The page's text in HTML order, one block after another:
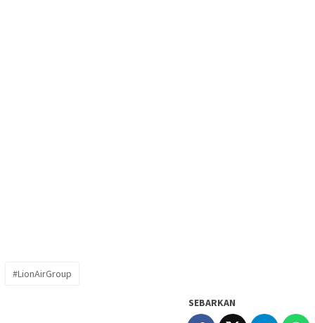
#LionAirGroup
SEBARKAN